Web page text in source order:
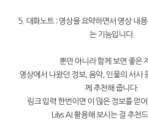
5. 대화노트 : 영상을 요약하면서 영상 내
는 기능입니다.
뿐만 아니라 함께 보면 좋은
영상에서 나왔던 정보, 음악, 인물의 서사
께 추천해 줍니다.
링크 입력 한번이면 이 많은 정보를 얻어
Lilys AI 활용해 보시는 걸 추천